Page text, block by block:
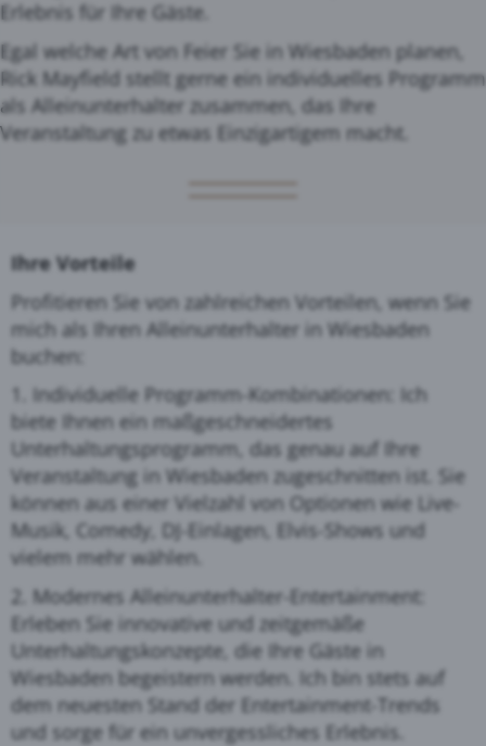
Erlebnis für Ihre Gäste.
Egal welche Art von Feier Sie in Wiesbaden planen,
Rick Mayfield stellt gerne ein individuelles Programm
als Alleinunterhalter zusammen, das Ihre
Veranstaltung zu etwas Einzigartigem macht.
Ihre Vorteile
Profitieren Sie von zahlreichen Vorteilen, wenn Sie
mich als Ihren Alleinunterhalter in Wiesbaden
buchen:
1. Individuelle Programm-Kombinationen: Ich
biete Ihnen ein maßgeschneidertes
Unterhaltungsprogramm, das genau auf Ihre
Veranstaltung in Wiesbaden zugeschnitten ist. Sie
können aus einer Vielzahl von Optionen wie Live-
Musik, Comedy, DJ-Einlagen, Elvis-Shows und
vielem mehr wählen.
2. Modernes Alleinunterhalter-Entertainment:
Erleben Sie innovative und zeitgemäße
Unterhaltungskonzepte, die Ihre Gäste in
Wiesbaden begeistern werden. Ich bin stets auf
dem neuesten Stand der Entertainment-Trends
und sorge für ein unvergessliches Erlebnis.